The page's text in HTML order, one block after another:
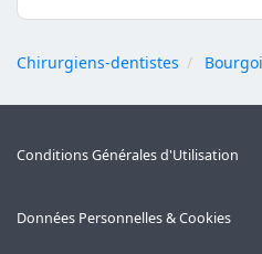
Chirurgiens-dentistes
Conditions Générales d'Utilisation
Données Personnelles & Cookies